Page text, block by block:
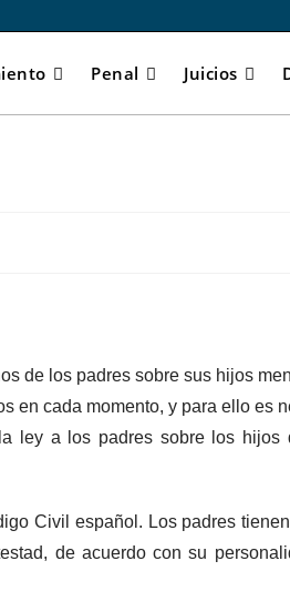
Penal Juicios
de los padres sobre sus hijos
en cada momento, y para ello es
ley a los padres sobre los hijos
Civil español. Los padres
de acuerdo con su